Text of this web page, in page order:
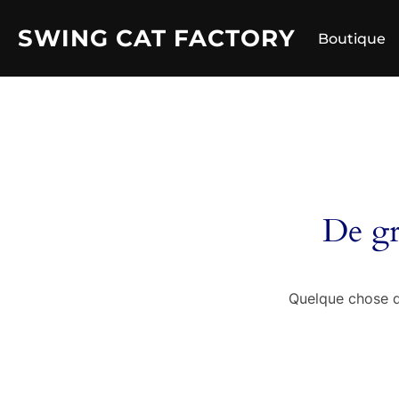
SWING CAT FACTORY Boutique
De
Quelque chose